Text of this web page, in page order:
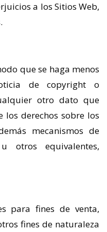
a los Sitios Web,
que se haga menos
de copyright o
otro dato que
derechos sobre los
mecanismos de
otros equivalentes,
para fines de venta,
fines de naturaleza